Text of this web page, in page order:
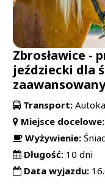
Zbrosławice -
jeździecki dla
Transport:
Miejsce docelowe:
Wyżywienie:
Długość: 10 dni
Data wyjazdu: